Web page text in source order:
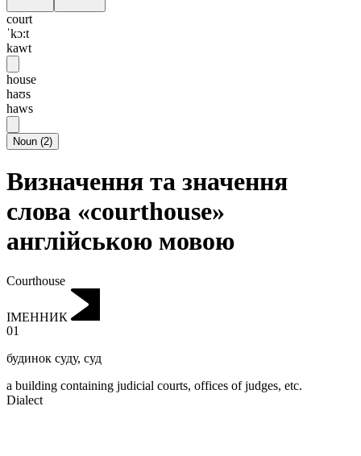
court
ˈkɔ:t
kawt
house
haʊs
haws
Noun (2)
Визначення та значення
слова «courthouse»
англійською мовою
Courthouse
ІМЕННИК
01
будинок суду, суд
a building containing judicial courts, offices of judges, etc.
Dialect